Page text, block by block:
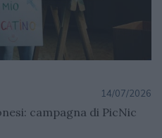
14/07/2026
campagna di PicNic